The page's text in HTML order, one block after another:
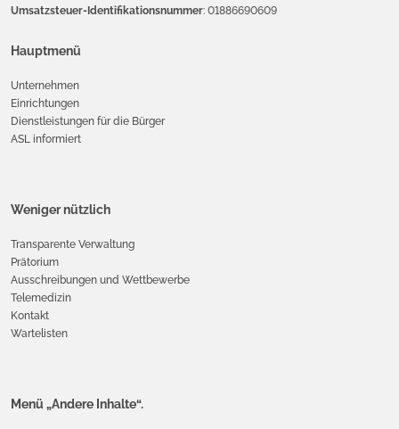
Umsatzsteuer-Identifikationsnummer: 01886690609
Hauptmenü
Unternehmen
Einrichtungen
Dienstleistungen für die Bürger
ASL informiert
Weniger nützlich
Transparente Verwaltung
Prätorium
Ausschreibungen und Wettbewerbe
Telemedizin
Kontakt
Wartelisten
Menü „Andere Inhalte“.